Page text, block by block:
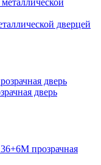
дверцей
дверь